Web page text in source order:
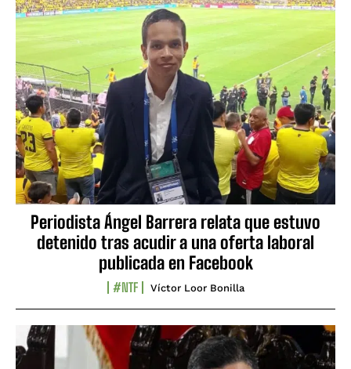
Periodista Ángel Barrera relata que estuvo
detenido tras acudir a una oferta laboral
publicada en Facebook
#NTF Víctor Loor Bonilla